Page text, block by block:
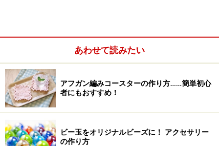
かがり縫いを綺麗に仕上げるポイント
あわせて読みたい
アフガン編みコースターの作り方……簡単初心
者にもおすすめ！
ビー玉をオリジナルビーズに！ アクセサリー
の作り方